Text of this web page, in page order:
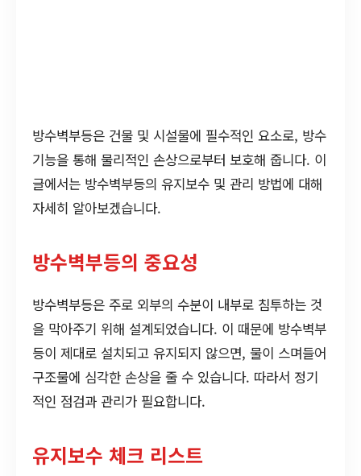
방수벽부등은 건물 및 시설물에 필수적인 요소로, 방수
기능을 통해 물리적인 손상으로부터 보호해 줍니다. 이
글에서는 방수벽부등의 유지보수 및 관리 방법에 대해
자세히 알아보겠습니다.
방수벽부등의 중요성
방수벽부등은 주로 외부의 수분이 내부로 침투하는 것
을 막아주기 위해 설계되었습니다. 이 때문에 방수벽부
등이 제대로 설치되고 유지되지 않으면, 물이 스며들어
구조물에 심각한 손상을 줄 수 있습니다. 따라서 정기
적인 점검과 관리가 필요합니다.
유지보수 체크 리스트